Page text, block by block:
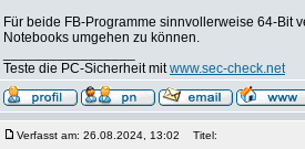
Für beide FB-Programme sinnvollerweise 64-Bit
Notebooks umgehen zu können.
Teste die PC-Sicherheit mitwww.sec-check.net
Verfasst am: 26.08.2024, 13:02 Titel: